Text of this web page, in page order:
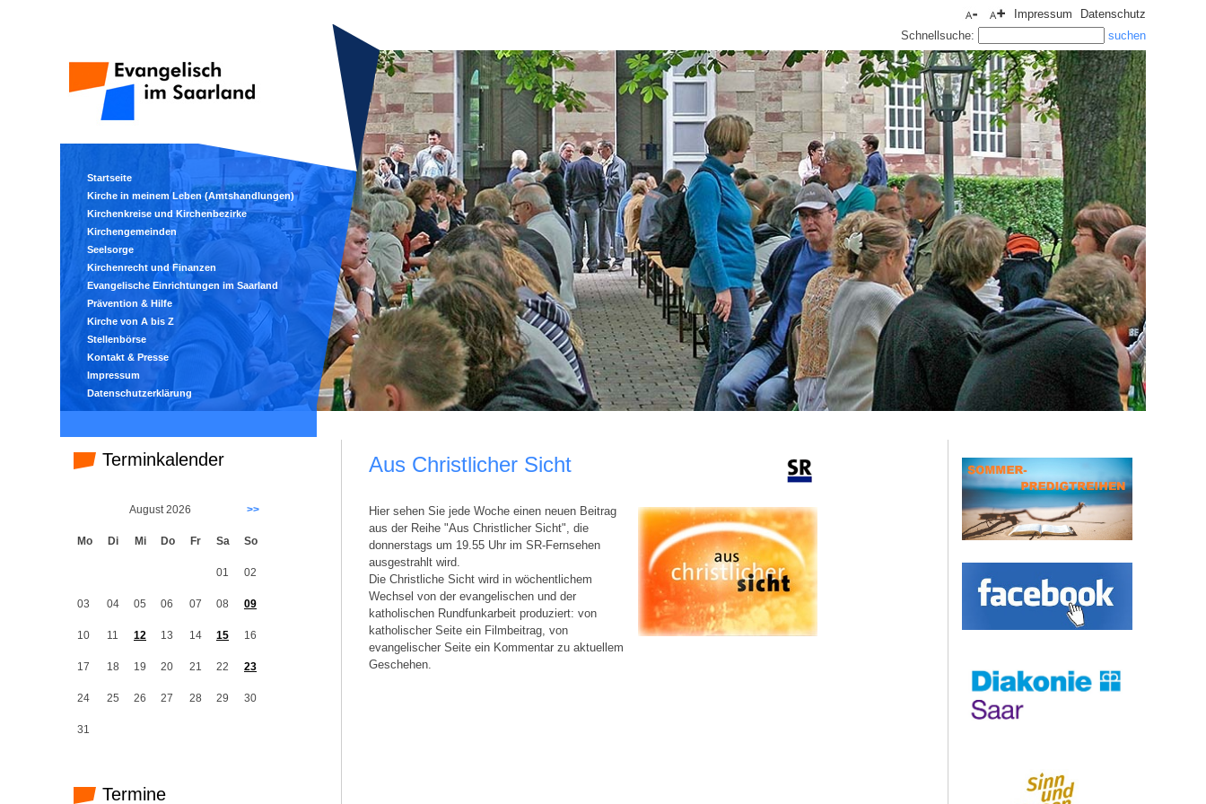
Impressum
Datenschutz
Schnellsuche:
Startseite
Kirche in meinem Leben (Amtshandlungen)
Kirchenkreise und Kirchenbezirke
Kirchengemeinden
Seelsorge
Kirchenrecht und Finanzen
Evangelische Einrichtungen im Saarland
Prävention & Hilfe
Kirche von A bis Z
Stellenbörse
Kontakt & Presse
Impressum
Datenschutzerklärung
Terminkalender
August 2026 >>
Mo Di Mi Do Fr Sa So
01 02
03 04 05 06 07 08 09
10 11 12 13 14 15 16
17 18 19 20 21 22 23
24 25 26 27 28 29 30
31
Termine
Aus Christlicher Sicht
Hier sehen Sie jede Woche einen neuen Beitrag
aus der Reihe "Aus Christlicher Sicht", die
donnerstags um 19.55 Uhr im SR-Fernsehen
ausgestrahlt wird.
Die Christliche Sicht wird in wöchentlichem
Wechsel von der evangelischen und der
katholischen Rundfunkarbeit produziert: von
katholischer Seite ein Filmbeitrag, von
evangelischer Seite ein Kommentar zu aktuellem
Geschehen.